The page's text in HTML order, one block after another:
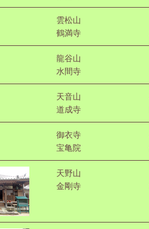
雲松山
鶴満寺
龍谷山
水間寺
天音山
道成寺
御衣寺
宝亀院
天野山
金剛寺